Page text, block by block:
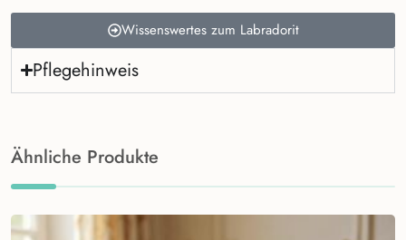
Wissenswertes zum Labradorit
Pflegehinweis
Ähnliche Produkte